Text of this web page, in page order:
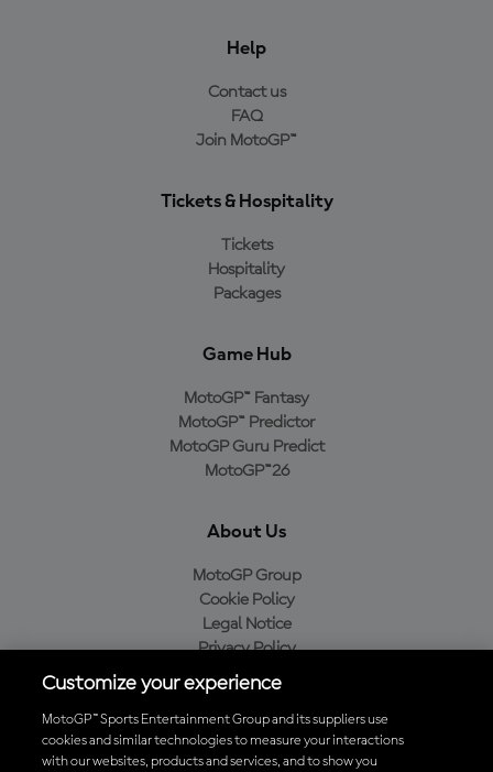
Help
Contact us
FAQ
Join MotoGP™
Tickets & Hospitality
Tickets
Hospitality
Packages
Game Hub
MotoGP™ Fantasy
MotoGP™ Predictor
MotoGP Guru Predict
MotoGP™26
About Us
MotoGP Group
Cookie Policy
Legal Notice
Privacy Policy
Purchase Policy
Baixe o aplicativo oficial da MotoGP™
Customize your experience
MotoGP™ Sports Entertainment Group and its suppliers use
cookies and similar technologies to measure your interactions
with our websites, products and services, and to show you